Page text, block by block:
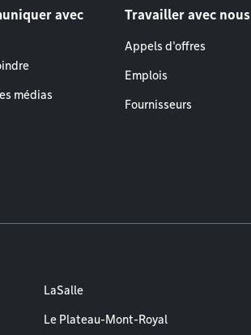
avec
médias
Travailler avec nous
Appels d'offres
Emplois
Fournisseurs
LaSalle
Le Plateau-Mont-Royal